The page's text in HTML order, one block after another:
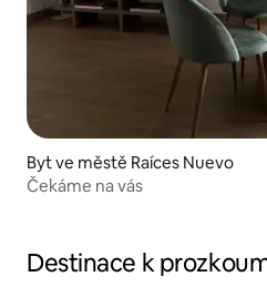
Byt ve městě Raíces Nuevo
Čekáme na vás
Destinace k